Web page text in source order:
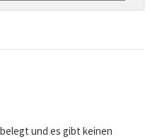
und es gibt keinen